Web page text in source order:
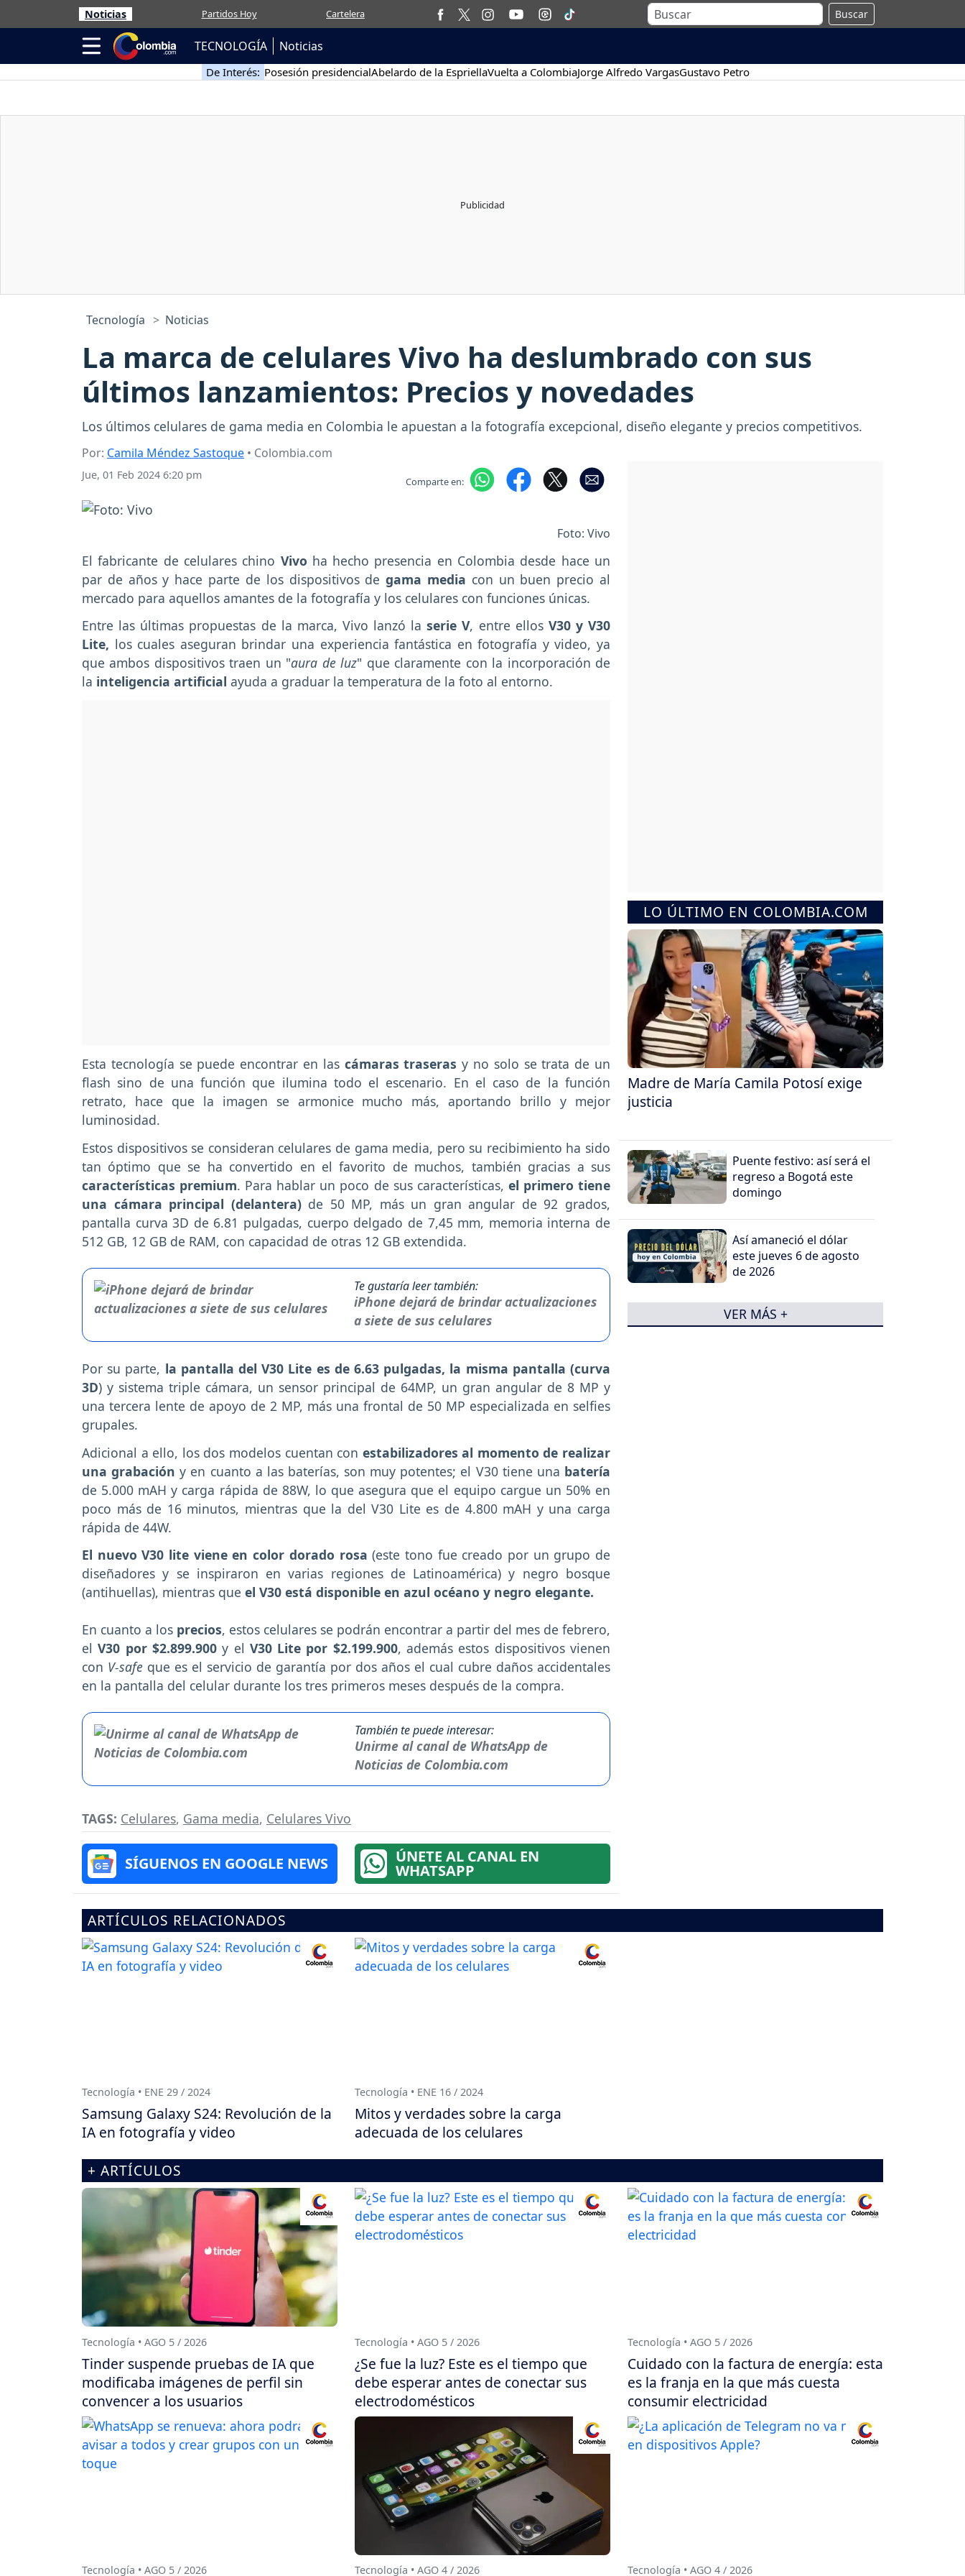
Noticias Partidos Hoy Cartelera Buscar
TECNOLOGÍA Noticias
De Interés: Posesión presidencialAbelardo de la EspriellaVuelta a ColombiaJorge Alfredo VargasGustavo Petro
Tecnología Noticias
La marca de celulares Vivo ha deslumbrado con sus
últimos lanzamientos: Precios y novedades
Los últimos celulares de gama media en Colombia le apuestan a la fotografía excepcional, diseño elegante y precios competitivos.
Por: Camila Méndez Sastoque • Colombia.com
Jue, 01 Feb 2024 6:20 pm Comparte en:
Foto: Vivo
El fabricante de celulares chino Vivo ha hecho presencia en Colombia desde hace un
par de años y hace parte de los dispositivos degama media con un buen precio al
mercado para aquellos amantes de la fotografía y los celulares con funciones únicas.
Entre las últimas propuestas de la marca, Vivo lanzó laserie V, entre ellosV30 y V30
Lite, los cuales aseguran brindar una experiencia fantástica en fotografía y video, ya
que ambos dispositivos traen un "aura de luz" que claramente con la incorporación de
la inteligencia artificial ayuda a graduar la temperatura de la foto al entorno.
Esta tecnología se puede encontrar en las cámaras traseras y no solo se trata de un
flash sino de una función que ilumina todo el escenario. En el caso de la función
retrato, hace que la imagen se armonice mucho más, aportando brillo y mejor
luminosidad.
Estos dispositivos se consideran celulares de gama media, pero su recibimiento ha sido
tan óptimo que se ha convertido en el favorito de muchos, también gracias a sus
características premium. Para hablar un poco de sus características, el primero tiene
una cámara principal (delantera) de 50 MP, más un gran angular de 92 grados,
pantalla curva 3D de 6.81 pulgadas, cuerpo delgado de 7,45 mm, memoria interna de
512 GB, 12 GB de RAM, con capacidad de otras 12 GB extendida.
Te gustaría leer también:
iPhone dejará de brindar actualizaciones
a siete de sus celulares
Por su parte, la pantalla del V30 Lite es de 6.63 pulgadas, la misma pantalla (curva
3D) y sistema triple cámara, un sensor principal de 64MP, un gran angular de 8 MP y
una tercera lente de apoyo de 2 MP, más una frontal de 50 MP especializada en selfies
grupales.
Adicional a ello, los dos modelos cuentan con estabilizadores al momento de realizar
una grabación y en cuanto a las baterías, son muy potentes; el V30 tiene una batería
de 5.000 mAH y carga rápida de 88W, lo que asegura que el equipo cargue un 50% en
poco más de 16 minutos, mientras que la del V30 Lite es de 4.800 mAH y una carga
rápida de 44W.
El nuevo V30 lite viene en color dorado rosa (este tono fue creado por un grupo de
diseñadores y se inspiraron en varias regiones de Latinoamérica) y negro bosque
(antihuellas), mientras que el V30 está disponible en azul océano y negro elegante.
En cuanto a los precios, estos celulares se podrán encontrar a partir del mes de febrero,
el V30 por $2.899.900y el V30 Lite por $2.199.900, además estos dispositivos vienen
con V-safe que es el servicio de garantía por dos años el cual cubre daños accidentales
en la pantalla del celular durante los tres primeros meses después de la compra.
También te puede interesar:
Unirme al canal de WhatsApp de
Noticias de Colombia.com
TAGS: Celulares, Gama media, Celulares Vivo
SÍGUENOS EN GOOGLE NEWS ÚNETE AL CANAL EN
WHATSAPP
LO ÚLTIMO EN COLOMBIA.COM
Madre de María Camila Potosí exige
justicia
Puente festivo: así será el
regreso a Bogotá este
domingo
Así amaneció el dólar
este jueves 6 de agosto
de 2026
VER MÁS +
ARTÍCULOS RELACIONADOS
Tecnología • ENE 29 / 2024
Samsung Galaxy S24: Revolución de la
IA en fotografía y video
Tecnología • ENE 16 / 2024
Mitos y verdades sobre la carga
adecuada de los celulares
+ ARTÍCULOS
Tecnología • AGO 5 / 2026
Tinder suspende pruebas de IA que
modificaba imágenes de perfil sin
convencer a los usuarios
Tecnología • AGO 5 / 2026
¿Se fue la luz? Este es el tiempo que
debe esperar antes de conectar sus
electrodomésticos
Tecnología • AGO 5 / 2026
Cuidado con la factura de energía: esta
es la franja en la que más cuesta
consumir electricidad
Tecnología • AGO 5 / 2026 Tecnología • AGO 4 / 2026 Tecnología • AGO 4 / 2026